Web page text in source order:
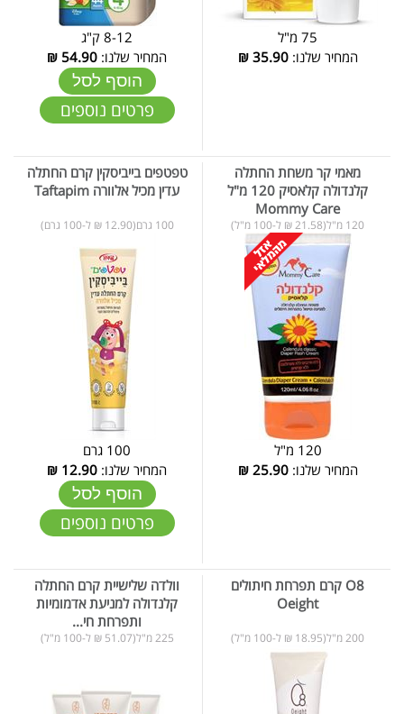
75 מ"ל
המחיר שלנו:35.90
₪
8-12 ק"ג
המחיר שלנו: 54.90
₪
הוסף לסל
פרטים נוספים
מאמי קר משחת החתלה
קלנדולה קלאסיק 120 מ"ל
Mommy Care
120 מ"ל(21.58 ₪ ל-100 מ"ל)
120 מ"ל
המחיר שלנו:25.90
₪
טפטפים בייביסקין קרם החתלה
עדין מכיל אלוורה Taftapim
100 גרם(12.90 ₪ ל-100 גרם)
100 גרם
המחיר שלנו: 12.90
₪
הוסף לסל
פרטים נוספים
O8 קרם תפרחת חיתולים
Oeight
200 מ"ל(18.95 ₪ ל-100 מ"ל)
וולדה שלישיית קרם החתלה
קלנדולה למניעת אדמומיות
ותפרחת חי...
225 מ"ל(51.07 ₪ ל-100 מ"ל)